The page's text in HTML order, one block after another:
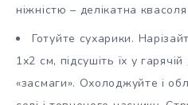
ніжністю – делікатна
Готуйте сухарики.
1х2 см, підсушіть їх у
«засмаги». Охолоджуйте і